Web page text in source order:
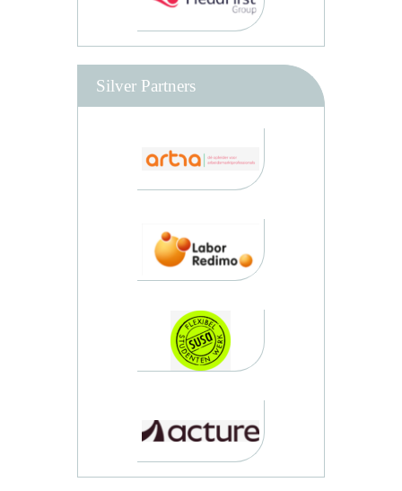
Silver Partners